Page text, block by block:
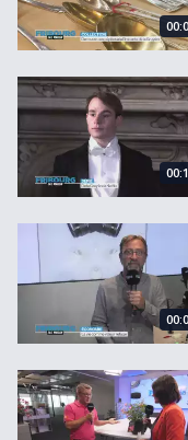
Rencontre avec Cyril
La vie comme valeur
Ne pas se faire